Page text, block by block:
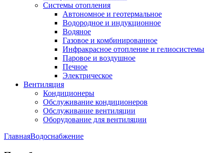
Системы отопления
Автономное и геотермальное
Водородное и индукционное
Водяное
Газовое и комбинированное
Инфракрасное отопление и гелиосистемы
Паровое и воздушное
Печное
Электрическое
Вентиляция
Кондиционеры
Обслуживание кондиционеров
Обслуживание вентиляции
Оборудование для вентиляции
ГлавнаяВодоснабжение